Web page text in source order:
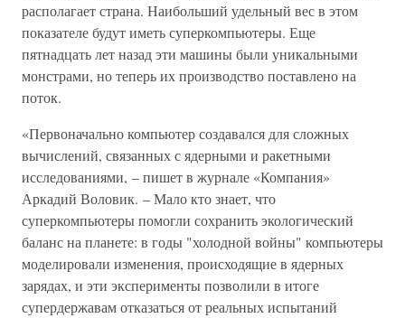
располагает страна. Наибольший удельный вес в этом
показателе будут иметь суперкомпьютеры. Еще
пятнадцать лет назад эти машины были уникальными
монстрами, но теперь их производство поставлено на
поток.
«Первоначально компьютер создавался для сложных
вычислений, связанных с ядерными и ракетными
исследованиями, – пишет в журнале «Компания»
Аркадий Воловик. – Мало кто знает, что
суперкомпьютеры помогли сохранить экологический
баланс на планете: в годы "холодной войны" компьютеры
моделировали изменения, происходящие в ядерных
зарядах, и эти эксперименты позволили в итоге
супердержавам отказаться от реальных испытаний